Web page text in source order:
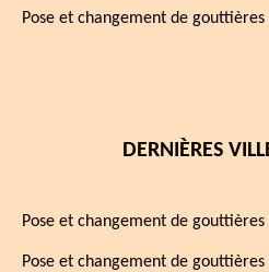
Pose et changement de
DERNIÈRES
Pose et changement de gouttières
Pose et changement de gouttières